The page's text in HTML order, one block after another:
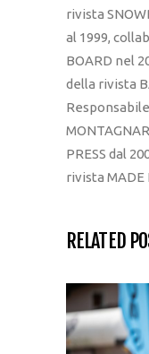
rivista
al 1999,
BOARD nel
della rivista
PRESS dal
rivista MADE
RELATED